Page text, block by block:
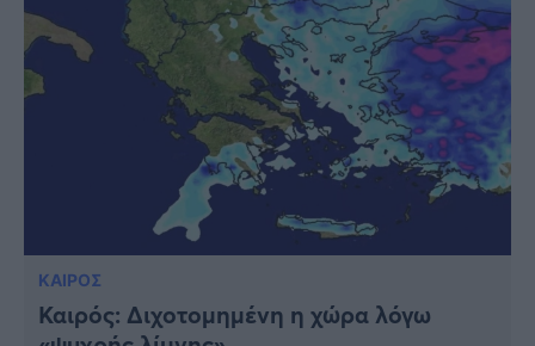
ΚΑΙΡΟΣ
Καιρός: Διχοτομημένη η χώρα λόγω